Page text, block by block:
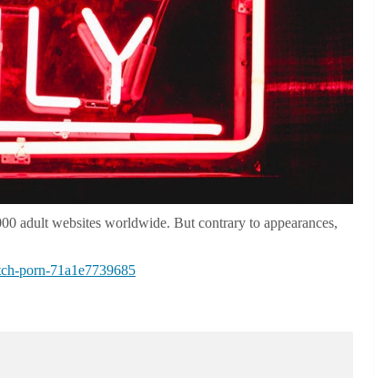
adult websites worldwide. But contrary to appearances,
porn-71a1e7739685